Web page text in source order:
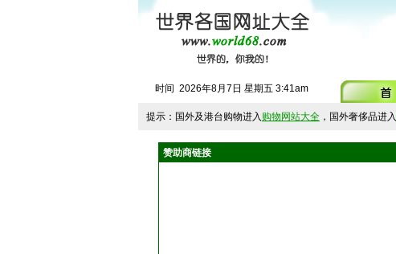
时间 2026年8月 7 日 星期五 3:41am
提示：国外及港台购物进入 购物网站大全 ，国外奢侈品进入
赞助商链接